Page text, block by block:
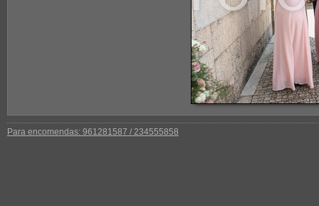
Para encomendas: 961281587 / 234555858